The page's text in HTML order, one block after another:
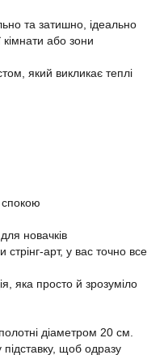
та затишно, ідеально
кімнати або зони
який викликає теплі
новачків
арт, у вас точно все
яка просто й зрозуміло
діаметром 20 см.
щоб одразу